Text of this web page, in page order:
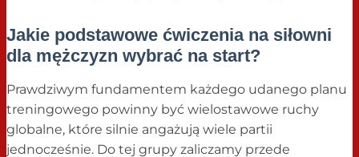
Jakie podstawowe ćwiczenia na siłowni
dla mężczyzn wybrać na start?
Prawdziwym fundamentem każdego udanego planu
treningowego powinny być wielostawowe ruchy
globalne, które silnie angażują wiele partii
jednocześnie. Do tej grupy zaliczamy przede